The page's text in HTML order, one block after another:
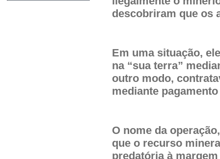
descobriram que os
Em uma situação,
na “sua terra”
outro modo,
mediante
O nome da
que o recurso
predatória à